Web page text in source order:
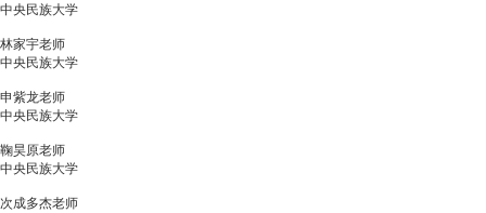
中央民族大学
林家宇老师
中央民族大学
申紫龙老师
中央民族大学
鞠昊原老师
中央民族大学
次成多杰老师